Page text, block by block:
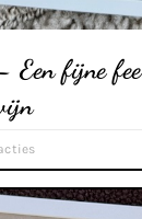
Een fijne